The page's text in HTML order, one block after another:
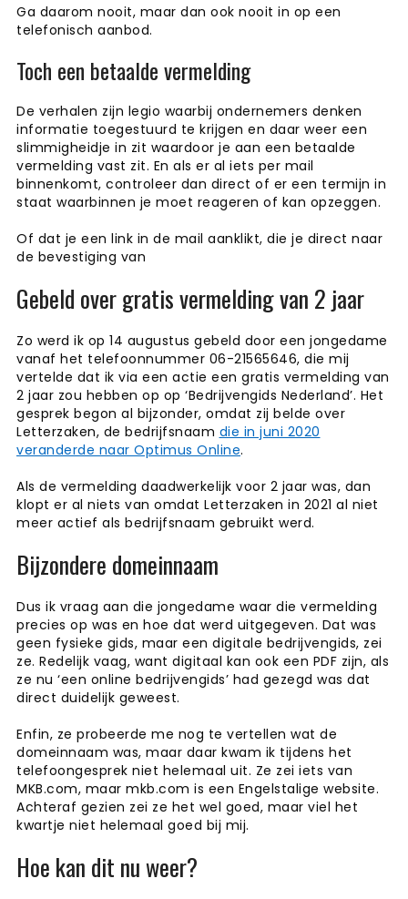
Ga daarom nooit, maar dan ook nooit in op een
telefonisch aanbod.
Toch een betaalde vermelding
De verhalen zijn legio waarbij ondernemers denken
informatie toegestuurd te krijgen en daar weer een
slimmigheidje in zit waardoor je aan een betaalde
vermelding vast zit. En als er al iets per mail
binnenkomt, controleer dan direct of er een termijn in
staat waarbinnen je moet reageren of kan opzeggen.
Of dat je een link in de mail aanklikt, die je direct naar
de bevestiging van
Gebeld over gratis vermelding van 2 jaar
Zo werd ik op 14 augustus gebeld door een jongedame
vanaf het telefoonnummer 06-21565646, die mij
vertelde dat ik via een actie een gratis vermelding van
2 jaar zou hebben op op ‘Bedrijvengids Nederland’. Het
gesprek begon al bijzonder, omdat zij belde over
Letterzaken, de bedrijfsnaam die in juni 2020
veranderde naar Optimus Online.
Als de vermelding daadwerkelijk voor 2 jaar was, dan
klopt er al niets van omdat Letterzaken in 2021 al niet
meer actief als bedrijfsnaam gebruikt werd.
Bijzondere domeinnaam
Dus ik vraag aan die jongedame waar die vermelding
precies op was en hoe dat werd uitgegeven. Dat was
geen fysieke gids, maar een digitale bedrijvengids, zei
ze. Redelijk vaag, want digitaal kan ook een PDF zijn, als
ze nu ‘een online bedrijvengids’ had gezegd was dat
direct duidelijk geweest.
Enfin, ze probeerde me nog te vertellen wat de
domeinnaam was, maar daar kwam ik tijdens het
telefoongesprek niet helemaal uit. Ze zei iets van
MKB.com, maar mkb.com is een Engelstalige website.
Achteraf gezien zei ze het wel goed, maar viel het
kwartje niet helemaal goed bij mij.
Hoe kan dit nu weer?